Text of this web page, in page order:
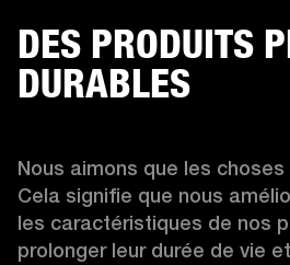
DES PRODUITS
DURABLES
Nous aimons que les
Cela signifie que nous
les caractéristiques de nos
prolonger leur durée de vie